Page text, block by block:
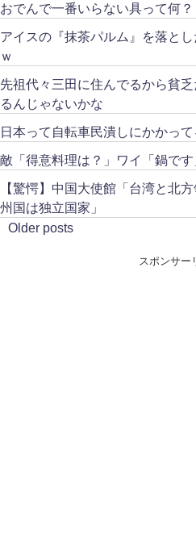
おでんで一番いらない具って何？
アイスの『抹茶パルム』を落と
ｗ
先祖代々三田に住んでるから貧
るんじゃないかな
日本って自転車民潰しにかかって
敵「得意料理は？」ワイ「鍋です
【驚愕】中国大使館「台湾と北
州国は独立国家」
Older posts
スポンサー